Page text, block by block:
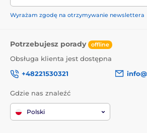
Wyrażam zgodę na otrzymywanie newslettera
Potrzebujesz porady offline
Obsługa klienta jest dostępna
+48221530321
Gdzie nas znaleźć
Polski